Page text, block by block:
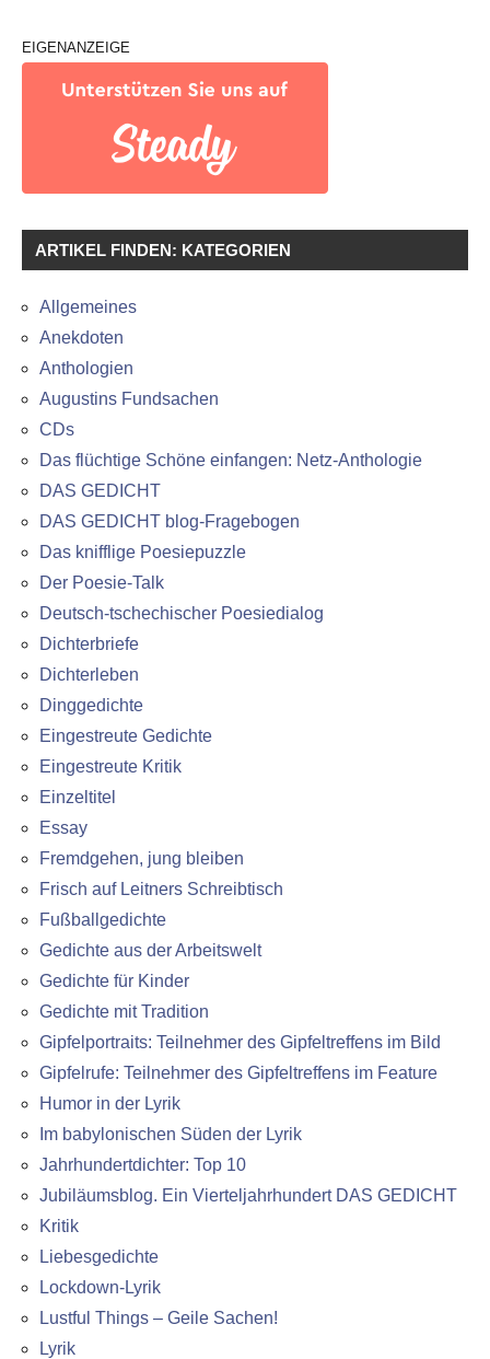
EIGENANZEIGE
ARTIKEL FINDEN: KATEGORIEN
Allgemeines
Anekdoten
Anthologien
Augustins Fundsachen
CDs
Das flüchtige Schöne einfangen: Netz-Anthologie
DAS GEDICHT
DAS GEDICHT blog-Fragebogen
Das knifflige Poesiepuzzle
Der Poesie-Talk
Deutsch-tschechischer Poesiedialog
Dichterbriefe
Dichterleben
Dinggedichte
Eingestreute Gedichte
Eingestreute Kritik
Einzeltitel
Essay
Fremdgehen, jung bleiben
Frisch auf Leitners Schreibtisch
Fußballgedichte
Gedichte aus der Arbeitswelt
Gedichte für Kinder
Gedichte mit Tradition
Gipfelportraits: Teilnehmer des Gipfeltreffens im Bild
Gipfelrufe: Teilnehmer des Gipfeltreffens im Feature
Humor in der Lyrik
Im babylonischen Süden der Lyrik
Jahrhundertdichter: Top 10
Jubiläumsblog. Ein Vierteljahrhundert DAS GEDICHT
Kritik
Liebesgedichte
Lockdown-Lyrik
Lustful Things – Geile Sachen!
Lyrik